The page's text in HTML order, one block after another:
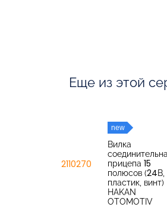
Еще из этой
2110270
new
Вилка
прицепа 15
полюсов (24В,
пластик, винт)
HAKAN
OTOMOTIV